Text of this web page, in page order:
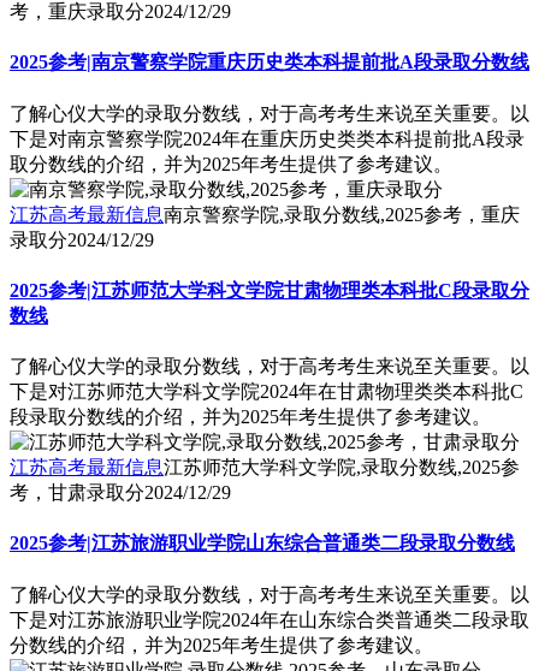
考，重庆录取分2024/12/29
2025参考|南京警察学院重庆历史类本科提前批A段录取分数线
了解心仪大学的录取分数线，对于高考考生来说至关重要。以
下是对南京警察学院2024年在重庆历史类类本科提前批A段录
取分数线的介绍，并为2025年考生提供了参考建议。
江苏高考最新信息南京警察学院,录取分数线,2025参考，重庆
录取分2024/12/29
2025参考|江苏师范大学科文学院甘肃物理类本科批C段录取分
数线
了解心仪大学的录取分数线，对于高考考生来说至关重要。以
下是对江苏师范大学科文学院2024年在甘肃物理类类本科批C
段录取分数线的介绍，并为2025年考生提供了参考建议。
江苏高考最新信息江苏师范大学科文学院,录取分数线,2025参
考，甘肃录取分2024/12/29
2025参考|江苏旅游职业学院山东综合普通类二段录取分数线
了解心仪大学的录取分数线，对于高考考生来说至关重要。以
下是对江苏旅游职业学院2024年在山东综合类普通类二段录取
分数线的介绍，并为2025年考生提供了参考建议。